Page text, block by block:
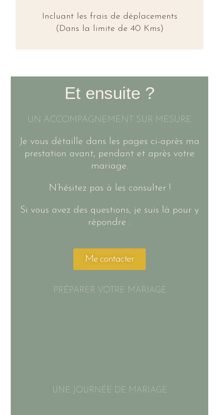
Incluant les frais de déplacements
(Dans la limite de 40 Kms)
Et ensuite ?
UN ACCOMPAGNEMENT SUR MESURE
Je vous détaille dans les pages ci-après ma
prestation avant, pendant et après votre
mariage.
N’hésitez pas à les consulter !
Si vous avez des questions, je suis là pour y
répondre :
Me contacter
PRÉPARER VOTRE MARIAGE
UNE JOURNÉE DE MARIAGE